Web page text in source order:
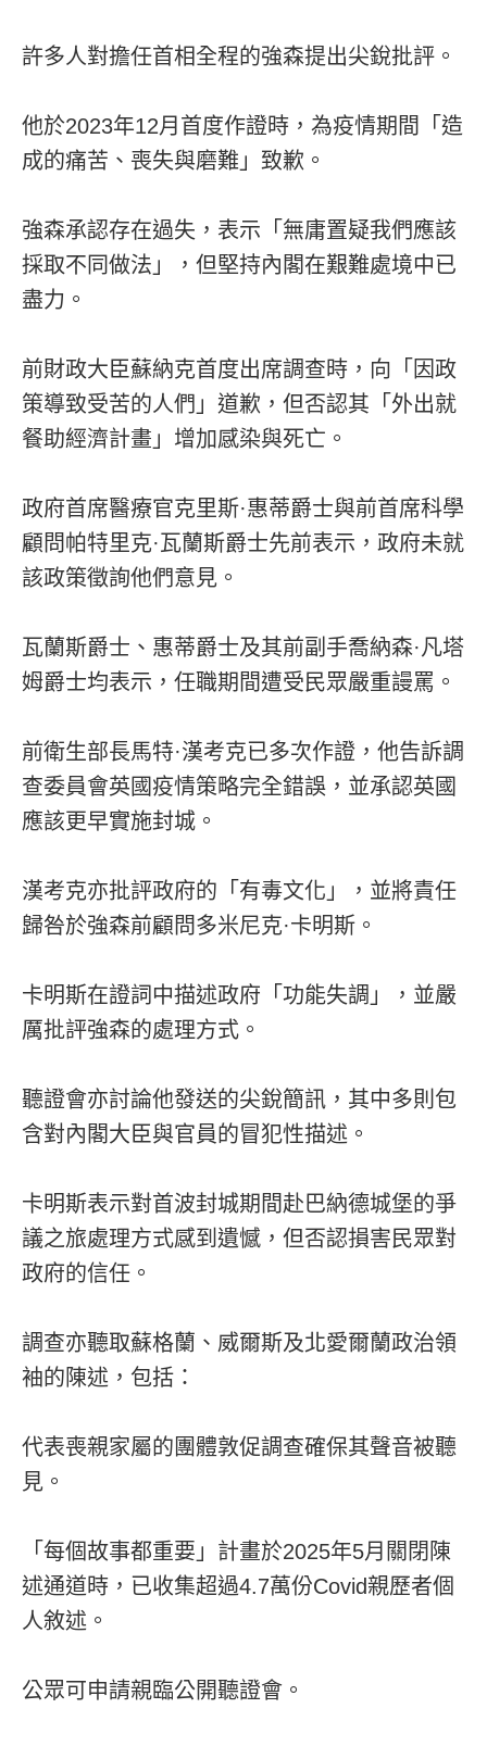
許多人對擔任首相全程的強森提出尖銳批評。
他於2023年12月首度作證時，為疫情期間「造
成的痛苦、喪失與磨難」致歉。
強森承認存在過失，表示「無庸置疑我們應該
採取不同做法」，但堅持內閣在艱難處境中已
盡力。
前財政大臣蘇納克首度出席調查時，向「因政
策導致受苦的人們」道歉，但否認其「外出就
餐助經濟計畫」增加感染與死亡。
政府首席醫療官克里斯·惠蒂爵士與前首席科學
顧問帕特里克·瓦蘭斯爵士先前表示，政府未就
該政策徵詢他們意見。
瓦蘭斯爵士、惠蒂爵士及其前副手喬納森·凡塔
姆爵士均表示，任職期間遭受民眾嚴重謾罵。
前衛生部長馬特·漢考克已多次作證，他告訴調
查委員會英國疫情策略完全錯誤，並承認英國
應該更早實施封城。
漢考克亦批評政府的「有毒文化」，並將責任
歸咎於強森前顧問多米尼克·卡明斯。
卡明斯在證詞中描述政府「功能失調」，並嚴
厲批評強森的處理方式。
聽證會亦討論他發送的尖銳簡訊，其中多則包
含對內閣大臣與官員的冒犯性描述。
卡明斯表示對首波封城期間赴巴納德城堡的爭
議之旅處理方式感到遺憾，但否認損害民眾對
政府的信任。
調查亦聽取蘇格蘭、威爾斯及北愛爾蘭政治領
袖的陳述，包括：
代表喪親家屬的團體敦促調查確保其聲音被聽
見。
「每個故事都重要」計畫於2025年5月關閉陳
述通道時，已收集超過4.7萬份Covid親歷者個
人敘述。
公眾可申請親臨公開聽證會。